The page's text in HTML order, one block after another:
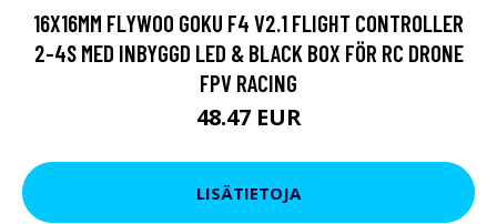
16X16MM FLYWOO GOKU F4 V2.1 FLIGHT CONTROLLER
2-4S MED INBYGGD LED & BLACK BOX FÖR RC DRONE
FPV RACING
48.47 EUR
LISÄTIETOJA